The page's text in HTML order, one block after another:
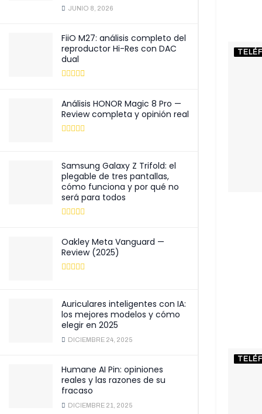
JUNIO 8, 2026
FiiO M27: análisis completo del
reproductor Hi-Res con DAC
dual
Análisis HONOR Magic 8 Pro —
Review completa y opinión real
Samsung Galaxy Z Trifold: el
plegable de tres pantallas,
cómo funciona y por qué no
será para todos
Oakley Meta Vanguard —
Review (2025)
Auriculares inteligentes con IA:
los mejores modelos y cómo
elegir en 2025
DICIEMBRE 24, 2025
Humane AI Pin: opiniones
reales y las razones de su
fracaso
DICIEMBRE 21, 2025